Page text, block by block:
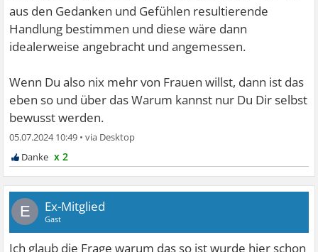
aus den Gedanken und Gefühlen resultierende
Handlung bestimmen und diese wäre dann
idealerweise angebracht und angemessen.
Wenn Du also nix mehr von Frauen willst, dann ist das
eben so und über das Warum kannst nur Du Dir selbst
bewusst werden.
05.07.2024 10:49 •
x 2
E Ex-Mitglied
Gast
Ich glaub die Frage warum das so ist wurde hier schon